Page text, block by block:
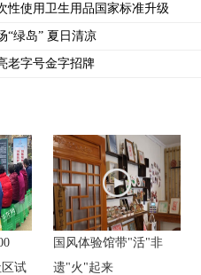
性使用卫生用品国家标准升级
“绿岛” 夏日清凉
老字号金字招牌
试
国风体验馆带"活"非
遗"火"起来